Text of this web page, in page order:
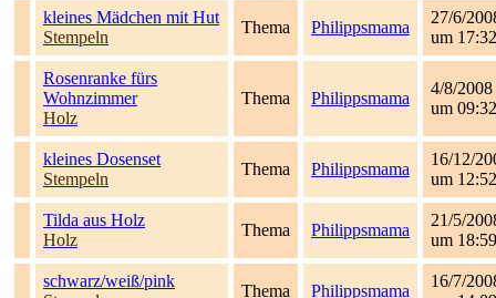
kleines Mädchen mit Hut
Stempeln
Thema Philippsmama
27/6/
um 17:32
Rosenranke fürs
Wohnzimmer
Holz
Thema Philippsmama
4/8/2008
um 09:32
kleines Dosenset
Stempeln
Thema Philippsmama
16/12/
um 12:52
Tilda aus Holz
Holz
Thema Philippsmama
21/5/
um 18:59
schwarz/weiß/pink
Thema Philippsmama
16/7/